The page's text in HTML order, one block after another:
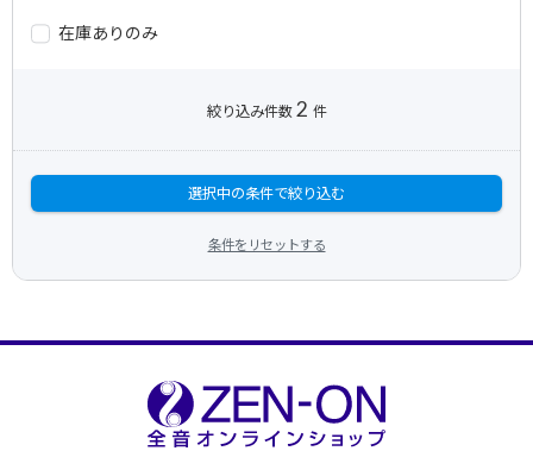
在庫ありのみ
絞り込み件数 2 件
選択中の条件で絞り込む
条件をリセットする